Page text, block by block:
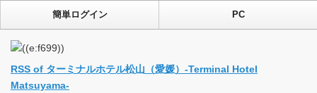
簡単ログイン PC
RSS of ターミナルホテル松山（愛媛）-Terminal Hotel
Matsuyama-